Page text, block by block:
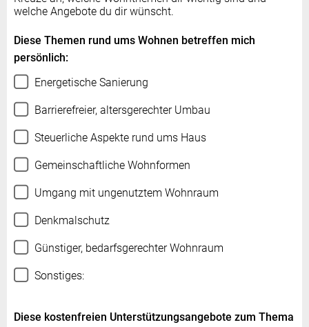
welche Angebote du dir wünscht.
Diese Themen rund ums Wohnen betreffen mich
persönlich:
Energetische Sanierung
Barrierefreier, altersgerechter Umbau
Steuerliche Aspekte rund ums Haus
Gemeinschaftliche Wohnformen
Umgang mit ungenutztem Wohnraum
Denkmalschutz
Günstiger, bedarfsgerechter Wohnraum
Sonstiges:
Diese kostenfreien Unterstützungsangebote zum Thema